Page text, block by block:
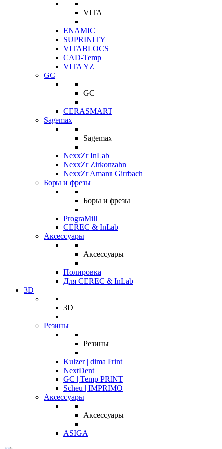
VITA
ENAMIC
SUPRINITY
VITABLOCS
CAD-Temp
VITA YZ
GC
GC
CERASMART
Sagemax
Sagemax
NexxZr InLab
NexxZr Zirkonzahn
NexxZr Amann Girrbach
Боры и фрезы
Боры и фрезы
PrograMill
CEREC & InLab
Аксессуары
Аксессуары
Полировка
Для CEREC & InLab
3D
3D
Резины
Резины
Kulzer | dima Print
NextDent
GC | Temp PRINT
Scheu | IMPRIMO
Аксессуары
Аксессуары
ASIGA